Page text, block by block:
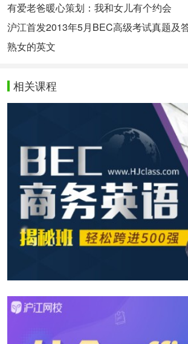
I’ll have the steak, French fries, and
我要牛排、炸薯条，让我想想，甜点
⭐dessert
[dɪˈzɜːt]
甜品
What would you like for dessert? I
你想吃点什么甜点?我想我要苹果派
⭐snack
[snæk]
小吃
她通常在肯德基吃零食。
有爱老爸暖心策划：我和女儿有个约会
沪江首发2013年5月BEC高级考试真题及
熟女的英文
相关课程